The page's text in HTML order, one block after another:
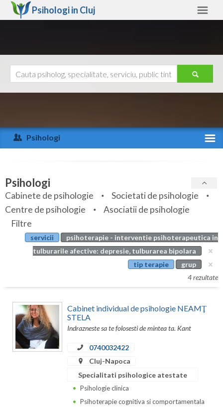
Psihologi in Cluj
Arad
Arges
Bihor
Bistrita-Nasaud
Botosani
Bucuresti
Buzau
Calarasi
Caras-Severin
Ajutor
Psihologi
Specialitati
Servicii
Articole
Evenimente
Psihologi
Cabinete de psihologie
Societati de psihologie
Centre de psihologie
Asociatii de psihologie
Filtre
servicii
psihoterapie - interventie psihoterapeutica in
tulburarile afective: depresie, tulburarea bipolara
tip terapie
grup
4 rezultate
Cabinet individual de psihologie NEAMŢ
STELA
Indrazneste sa te folosesti de mintea ta. Kant
0740032422
Cluj-Napoca
Specialitati psihologice atestate
Psihologie clinica
Psihoterapie cognitiva si comportamentala